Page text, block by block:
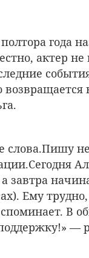
года
актер не
слова.Пишу
завтра
Ему
В
—